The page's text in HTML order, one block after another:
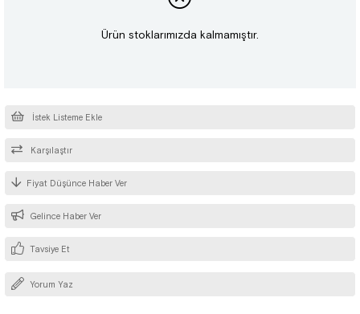
Ürün stoklarımızda kalmamıştır.
İstek Listeme Ekle
Karşılaştır
Fiyat Düşünce Haber Ver
Gelince Haber Ver
Tavsiye Et
Yorum Yaz